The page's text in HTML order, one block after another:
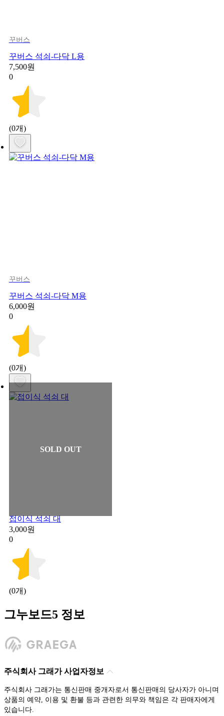
꾸버스
꾸버스 석쇠-다닥 L용
7,500원
0
(0개)
꾸버스
꾸버스 석쇠-다닥 M용
6,000원
0
(0개)
SOLD OUT
접이식 석쇠 대
3,000원
0
(0개)
그누보드5 정보
주식회사 그래가 사업자정보
주식회사 그래가는 통신판매 중개자로서 통신판매의 당사자가 아니며
상품의 예약, 이용 및 환불 등과 관련한 의무와 책임은 각 판매자에게
있습니다.